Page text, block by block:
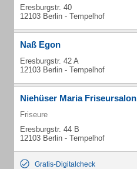
Eresburgstr. 40
12103 Berlin - Tempelhof
Naß Egon
Eresburgstr. 42 A
12103 Berlin - Tempelhof
Niehüser Maria Friseursalon
Friseure
Eresburgstr. 44 B
12103 Berlin - Tempelhof
Gratis-Digitalcheck